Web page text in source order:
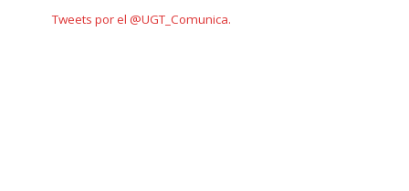
Tweets por el @UGT_Comunica.